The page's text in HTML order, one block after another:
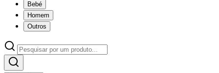
Bebé
Homem
Outros